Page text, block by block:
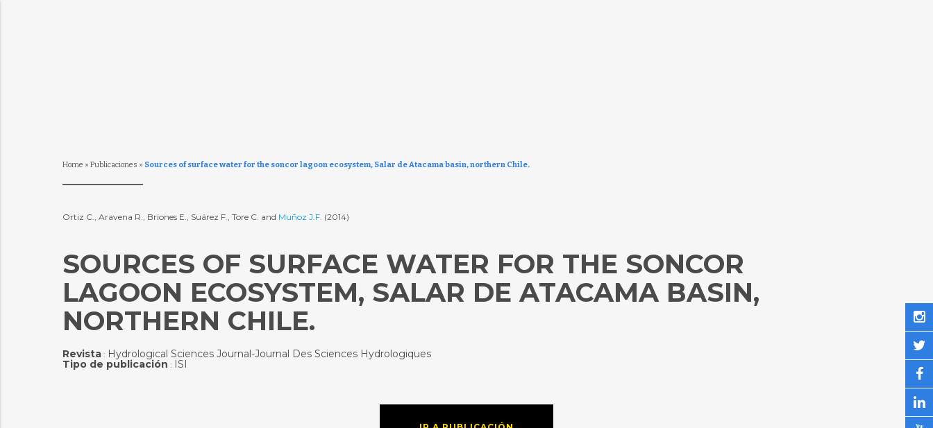
Home » Publicaciones » Sources of surface water for the soncor lagoon ecosystem, Salar de Atacama basin, northern Chile.
Ortiz C., Aravena R., Briones E., Suárez F., Tore C. and Muñoz J.F. (2014)
SOURCES OF SURFACE WATER FOR THE SONCOR
LAGOON ECOSYSTEM, SALAR DE ATACAMA BASIN,
NORTHERN CHILE.
Revista: Hydrological Sciences Journal-Journal Des Sciences Hydrologiques
Tipo de publicación : ISI